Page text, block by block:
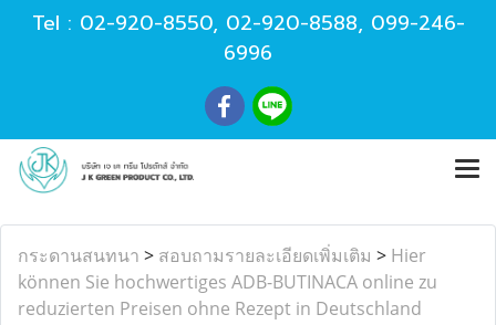
Tel : 02-920-8550, 02-920-8588, 099-246-
6996
กระดานสนทนา > สอบถามรายละเอียดเพิ่มเติม > Hier
können Sie hochwertiges ADB-BUTINACA online zu
reduzierten Preisen ohne Rezept in Deutschland